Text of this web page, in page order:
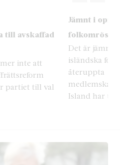
till avskaffad
inte att
partiet till val
Jämnt i
Det är jämnt
isländska
återuppta
Island har